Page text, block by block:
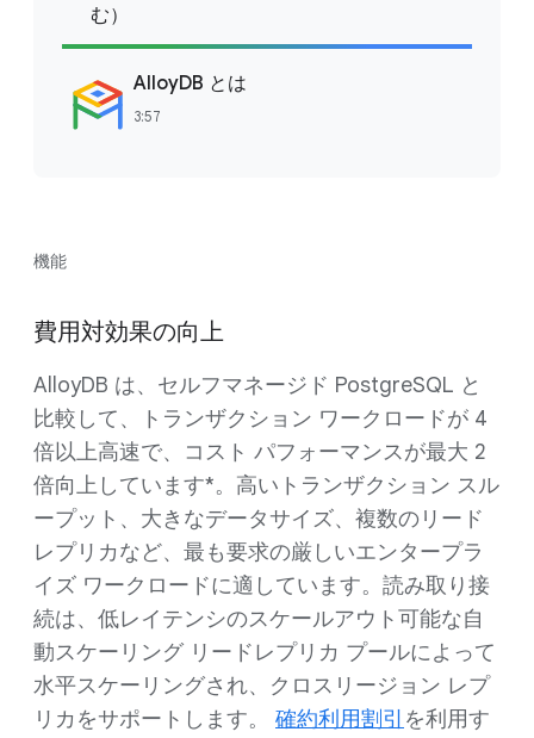
む）
AlloyDB とは
3:57
機能
費用対効果の向上
AlloyDB は、セルフマネージド PostgreSQL と
比較して、トランザクション ワークロードが 4
倍以上高速で、コスト パフォーマンスが最大 2
倍向上しています*。高いトランザクション スル
ープット、大きなデータサイズ、複数のリード
レプリカなど、最も要求の厳しいエンタープラ
イズ ワークロードに適しています。読み取り接
続は、低レイテンシのスケールアウト可能な自
動スケーリング リードレプリカ プールによって
水平スケーリングされ、クロスリージョン レプ
リカをサポートします。 確約利用割引 を利用す